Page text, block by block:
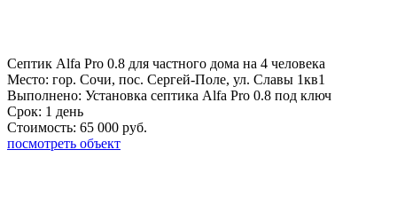
Септик Alfa Pro 0.8 для частного дома на 4 человека
Место: гор. Сочи, пос. Сергей-Поле, ул. Славы 1кв1
Выполнено: Установка септика Alfa Pro 0.8 под ключ
Срок: 1 день
Стоимость: 65 000 руб.
посмотреть объект